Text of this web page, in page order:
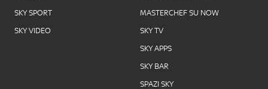
SKY SPORT
SKY VIDEO
MASTERCHEF SU NOW
SKY TV
SKY APPS
SKY BAR
SPAZI SKY